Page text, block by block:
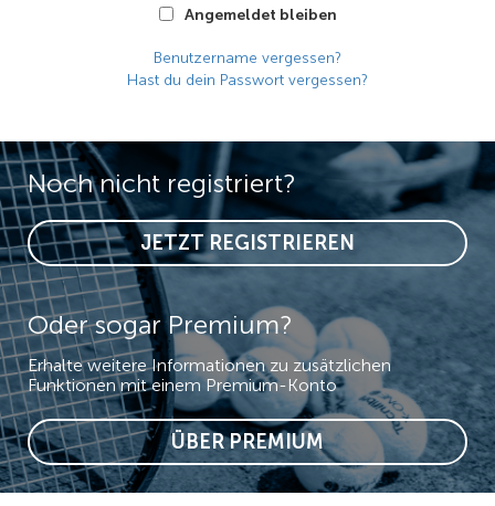
Noch nicht registriert?
JETZT REGISTRIEREN
Oder sogar Premium?
Erhalte weitere Informationen zu zusätzlichen
Funktionen mit einem Premium-Konto
ÜBER PREMIUM
Angemeldet bleiben
Benutzername vergessen?
Hast du dein Passwort vergessen?